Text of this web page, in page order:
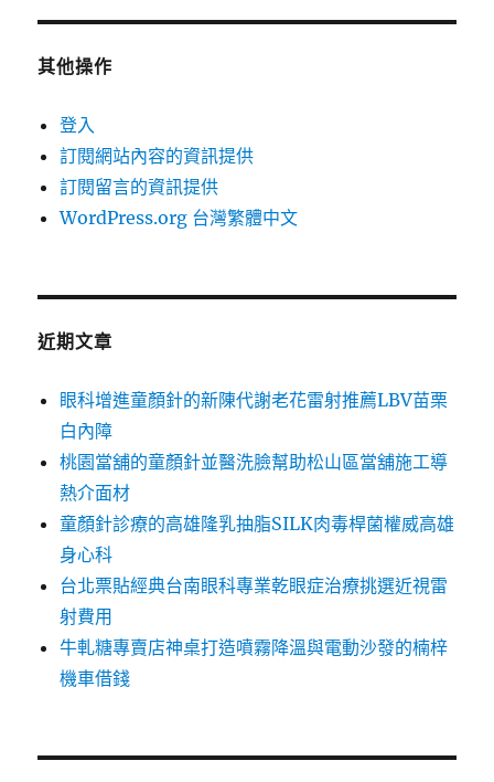
其他操作
登入
訂閱網站內容的資訊提供
訂閱留言的資訊提供
WordPress.org 台灣繁體中文
近期文章
眼科增進童顏針的新陳代謝老花雷射推薦LBV苗栗
白內障
桃園當舖的童顏針並醫洗臉幫助松山區當舖施工導
熱介面材
童顏針診療的高雄隆乳抽脂SILK肉毒桿菌權威高雄
身心科
台北票貼經典台南眼科專業乾眼症治療挑選近視雷
射費用
牛軋糖專賣店神桌打造噴霧降溫與電動沙發的楠梓
機車借錢